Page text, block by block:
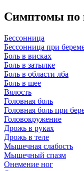
Симптомы по
Бессонница
Бессонница при
Боль в висках
Боль в затылке
Боль в области лба
Боль в шее
Вялость
Головная боль
Головная боль при
Головокружение
Дрожь в руках
Дрожь в теле
Мышечная слабость
Мышечный спазм
Онемение ног